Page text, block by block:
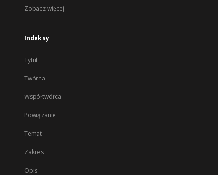
Zobacz więcej
Indeksy
Tytuł
Twórca
Współtwórca
Powiązanie
Temat
Zakres
Opis